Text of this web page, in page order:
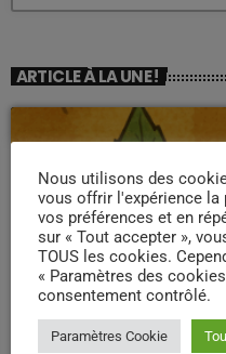
ARTICLE À LA UNE !
Nous utilisons des
vous offrir l'expérience
vos préférences et en
sur « Tout accepter »,
TOUS les cookies.
« Paramètres des
consentement contrôlé.
Paramètres Cookie